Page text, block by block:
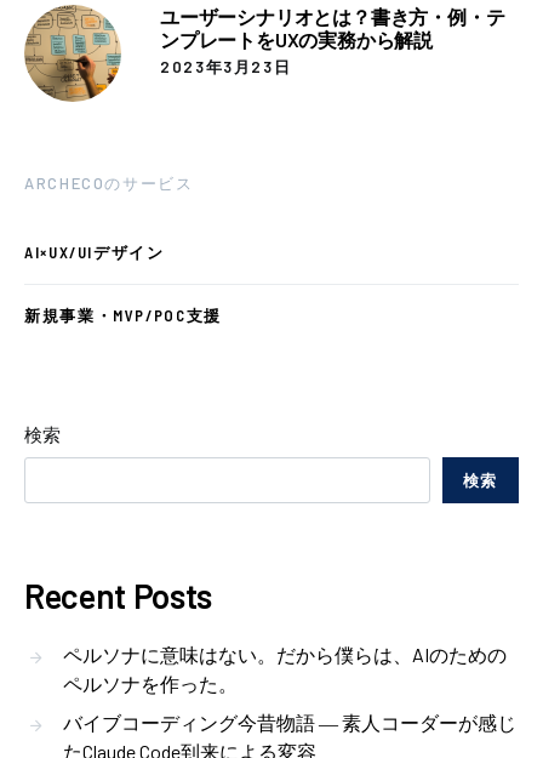
ユーザーシナリオとは？書き方・例・テ
ンプレートをUXの実務から解説
2023年3月23日
ARCHECOのサービス
AI×UX/UIデザイン
新規事業・MVP/POC支援
検索
検索
Recent Posts
ペルソナに意味はない。だから僕らは、AIのための
ペルソナを作った。
バイブコーディング今昔物語 ― 素人コーダーが感じ
たClaude Code到来による変容